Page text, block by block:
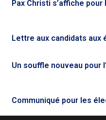
Pax Christi s’affiche pour
Lettre aux candidats
Un souffle nouveau pour
Communiqué pour les